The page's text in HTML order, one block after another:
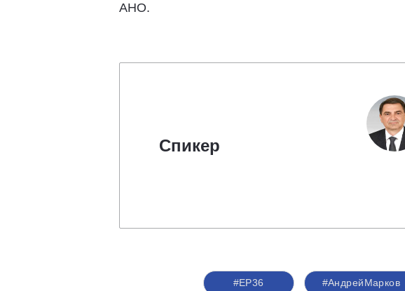
АНО.
Спикер
#ЕР36 #АндрейМарков